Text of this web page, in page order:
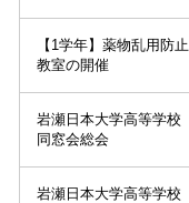
【1学年】薬物乱用防止
教室の開催
岩瀬日本大学高等学校
同窓会総会
岩瀬日本大学高等学校